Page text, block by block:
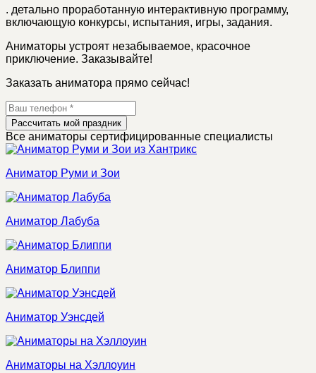
. детально проработанную интерактивную программу,
включающую конкурсы, испытания, игры, задания.
Аниматоры устроят незабываемое, красочное
приключение. Заказывайте!
Заказать аниматора прямо сейчас!
Рассчитать мой праздник
Все аниматоры сертифицированные специалисты
Аниматор Руми и Зои
Аниматор Лабуба
Аниматор Блиппи
Аниматор Уэнсдей
Аниматоры на Хэллоуин